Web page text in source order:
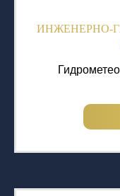
ИНЖЕНЕРНО-